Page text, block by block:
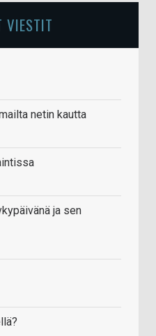
VIESTIT
netin kautta
ja sen